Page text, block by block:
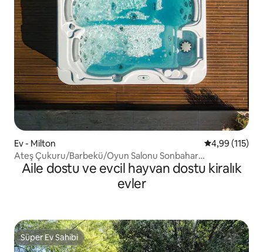
Ev - Milton 5 üzerinden
4,99 (115)
Ateş Çukuru/Barbekü/Oyun Salonu Sonbahar
Kaçamağınız Burada Başlıyor
Aile dostu ve evcil hayvan dostu kiralık
evler
Süper Ev Sahibi
Süper Ev Sahibi